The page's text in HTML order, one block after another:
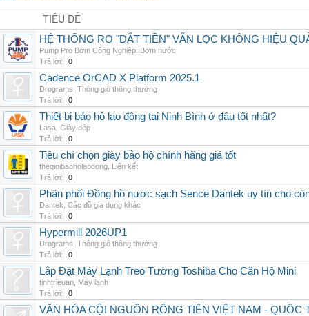
TIÊU ĐỀ
HỆ THỐNG RO "ĐẮT TIỀN" VẪN LỌC KHÔNG HIỆU
Pump Pro Bơm Công Nghiệp Bơm nước
Trả lời:
0
Cadence OrCAD X Platform 2025.1
Drograms Thông gió thông thường
Trả lời:
0
Thiết bị bảo hộ lao động tại Ninh Bình ở đâu tốt nhất?
Lasa Giày dép
Trả lời:
0
Tiêu chí chọn giày bảo hộ chính hãng giá tốt
thegioibaoholaodong Liên kết
Trả lời:
0
Phân phối Đồng hồ nước sạch Sence Dantek uy tín cho
Dantek Các đồ gia dụng khác
Trả lời:
0
Hypermill 2026UP1
Drograms Thông gió thông thường
Trả lời:
0
Lắp Đặt Máy Lạnh Treo Tường Toshiba Cho Căn Hộ Mini
tinhtrieuan Máy lạnh
Trả lời:
0
VĂN HÓA CỘI NGUỒN RỒNG TIÊN VIỆT NAM -